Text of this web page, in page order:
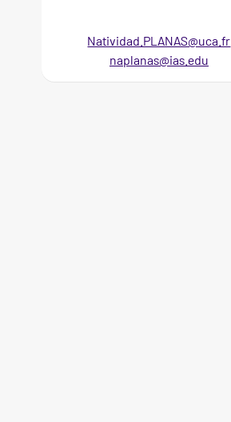
Natividad.PLANAS@uca.fr
naplanas@ias.edu